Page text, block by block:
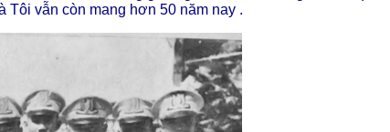
vẫn còn mang hơn 50 năm nay .